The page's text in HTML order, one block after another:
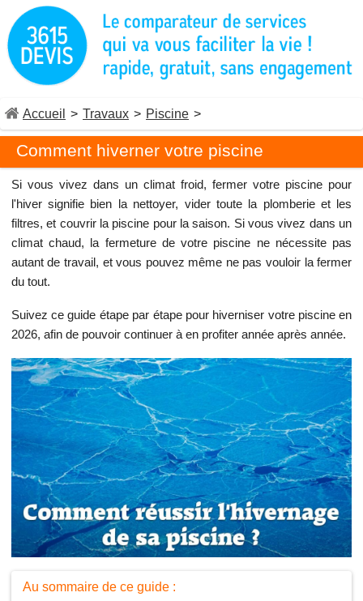
Accueil > Travaux > Piscine >
Comment hiverner votre piscine
Si vous vivez dans un climat froid, fermer votre piscine pour
l'hiver signifie bien la nettoyer, vider toute la plomberie et les
filtres, et couvrir la piscine pour la saison. Si vous vivez dans un
climat chaud, la fermeture de votre piscine ne nécessite pas
autant de travail, et vous pouvez même ne pas vouloir la fermer
du tout.
Suivez ce guide étape par étape pour hiverniser votre piscine en
2026, afin de pouvoir continuer à en profiter année après année.
Au sommaire de ce guide :